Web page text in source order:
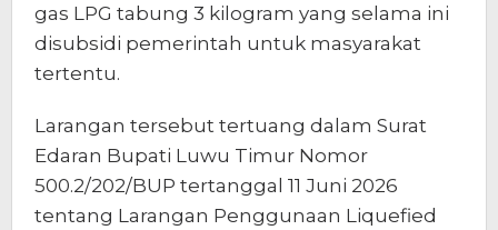
gas LPG tabung 3 kilogram yang selama ini
disubsidi pemerintah untuk masyarakat
tertentu.
Larangan tersebut tertuang dalam Surat
Edaran Bupati Luwu Timur Nomor
500.2/202/BUP tertanggal 11 Juni 2026
tentang Larangan Penggunaan Liquefied